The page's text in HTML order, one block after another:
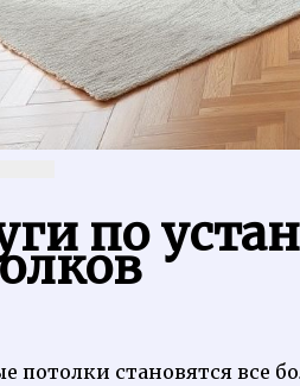
по
потолки становятся все